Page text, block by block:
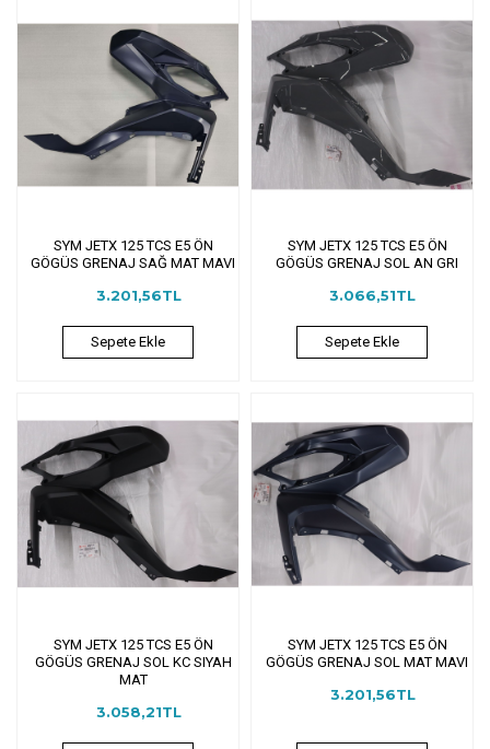
SYM JETX 125 TCS E5 ÖN
GÖGÜS GRENAJ SAĞ MAT MAVI
3.201,56TL
Sepete Ekle
SYM JETX 125 TCS E5 ÖN
GÖGÜS GRENAJ SOL AN GRI
3.066,51TL
Sepete Ekle
SYM JETX 125 TCS E5 ÖN
GÖGÜS GRENAJ SOL KC SIYAH
MAT
3.058,21TL
SYM JETX 125 TCS E5 ÖN
GÖGÜS GRENAJ SOL MAT MAVI
3.201,56TL